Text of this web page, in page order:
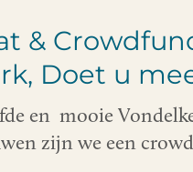
&
Doet u
en mooie
zijn we een